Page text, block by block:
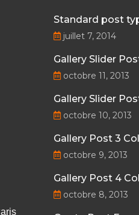
Standard post
juillet 7, 2014
Gallery Slider
octobre 11, 2013
Gallery Slider
octobre 10, 2013
Gallery Post 3
octobre 9, 2013
Gallery Post 4
octobre 8, 2013